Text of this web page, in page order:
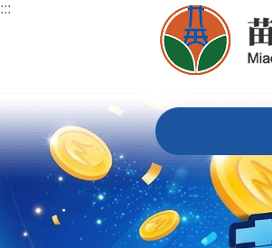
跳到主要內容區塊
:::